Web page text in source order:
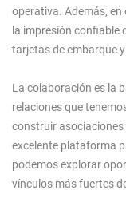
operativa. Además, en
la impresión confiable
tarjetas de embarque
La colaboración es la
relaciones que
construir
excelente plataforma
podemos explorar
vínculos más fuertes